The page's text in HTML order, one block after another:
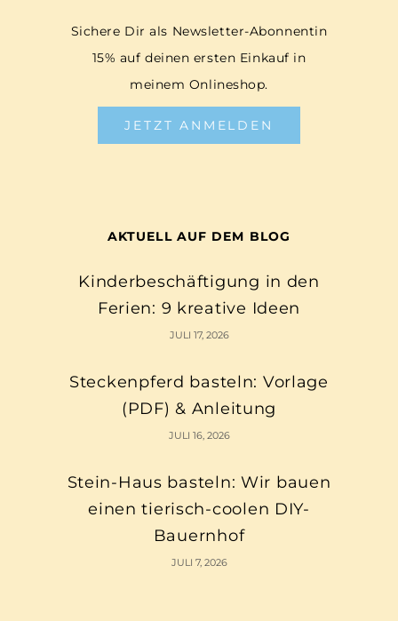
Sichere Dir als Newsletter-Abonnentin
15% auf deinen ersten Einkauf in
meinem Onlineshop.
JETZT ANMELDEN
AKTUELL AUF DEM BLOG
Kinderbeschäftigung in den
Ferien: 9 kreative Ideen
JULI 17, 2026
Steckenpferd basteln: Vorlage
(PDF) & Anleitung
JULI 16, 2026
Stein-Haus basteln: Wir bauen
einen tierisch-coolen DIY-
Bauernhof
JULI 7, 2026